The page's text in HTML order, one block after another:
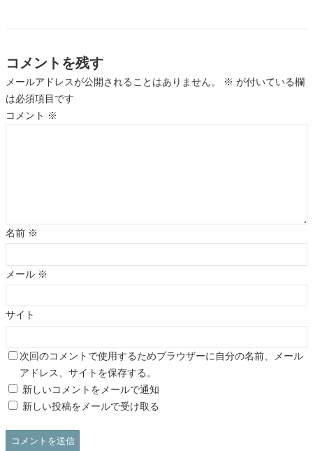
コメントを残す
メールアドレスが公開されることはありません。 ※ が付いている欄
は必須項目です
コメント ※
名前 ※
メール ※
サイト
次回のコメントで使用するためブラウザーに自分の名前、メール
アドレス、サイトを保存する。
新しいコメントをメールで通知
新しい投稿をメールで受け取る